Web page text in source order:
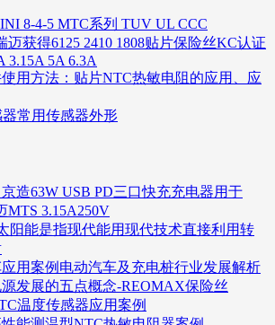
8-4-5 MTC系列 TUV UL CCC
迈获得6125 2410 1808贴片保险丝KC认证
3.15A 5A 6.3A
用方法：贴片NTC热敏电阻的应用、应
常用传感器外形